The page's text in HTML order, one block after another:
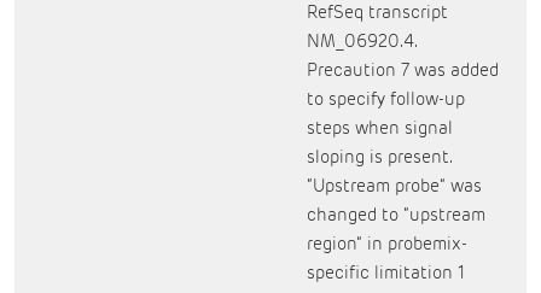
RefSeq transcript
NM_06920.4.
Precaution 7 was added
to specify follow-up
steps when signal
sloping is present.
“Upstream probe” was
changed to “upstream
region” in probemix-
specific limitation 1